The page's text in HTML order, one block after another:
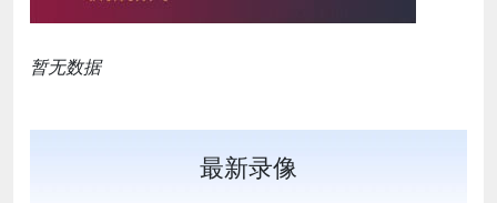
暂无数据
最新录像